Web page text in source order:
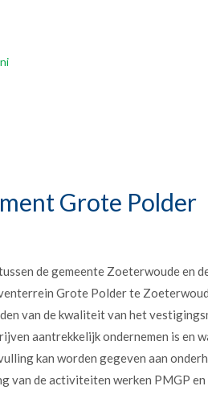
Grote Polder
de gemeente Zoeterwoude en
Grote Polder te
van de kwaliteit van het
aantrekkelijk ondernemen is en
kan worden gegeven aan
van de activiteiten werken PMGP